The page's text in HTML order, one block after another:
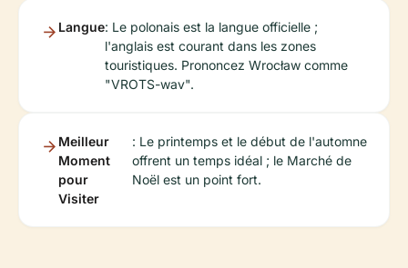
Langue: Le polonais est la langue officielle ;
l'anglais est courant dans les zones
touristiques. Prononcez Wrocław comme
"VROTS-wav".
Meilleur
Moment
pour
Visiter
: Le printemps et le début de l'automne
offrent un temps idéal ; le Marché de
Noël est un point fort.